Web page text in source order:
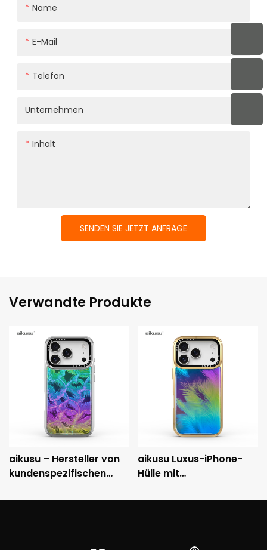
Name
E-Mail
Telefon
Unternehmen
Inhalt
SENDEN SIE JETZT ANFRAGE
Verwandte Produkte
aikusu – Hersteller von
kundenspezifischen
Handyhüllen – 3M-
aikusu Luxus-iPhone-
Hülle mit
metallisch